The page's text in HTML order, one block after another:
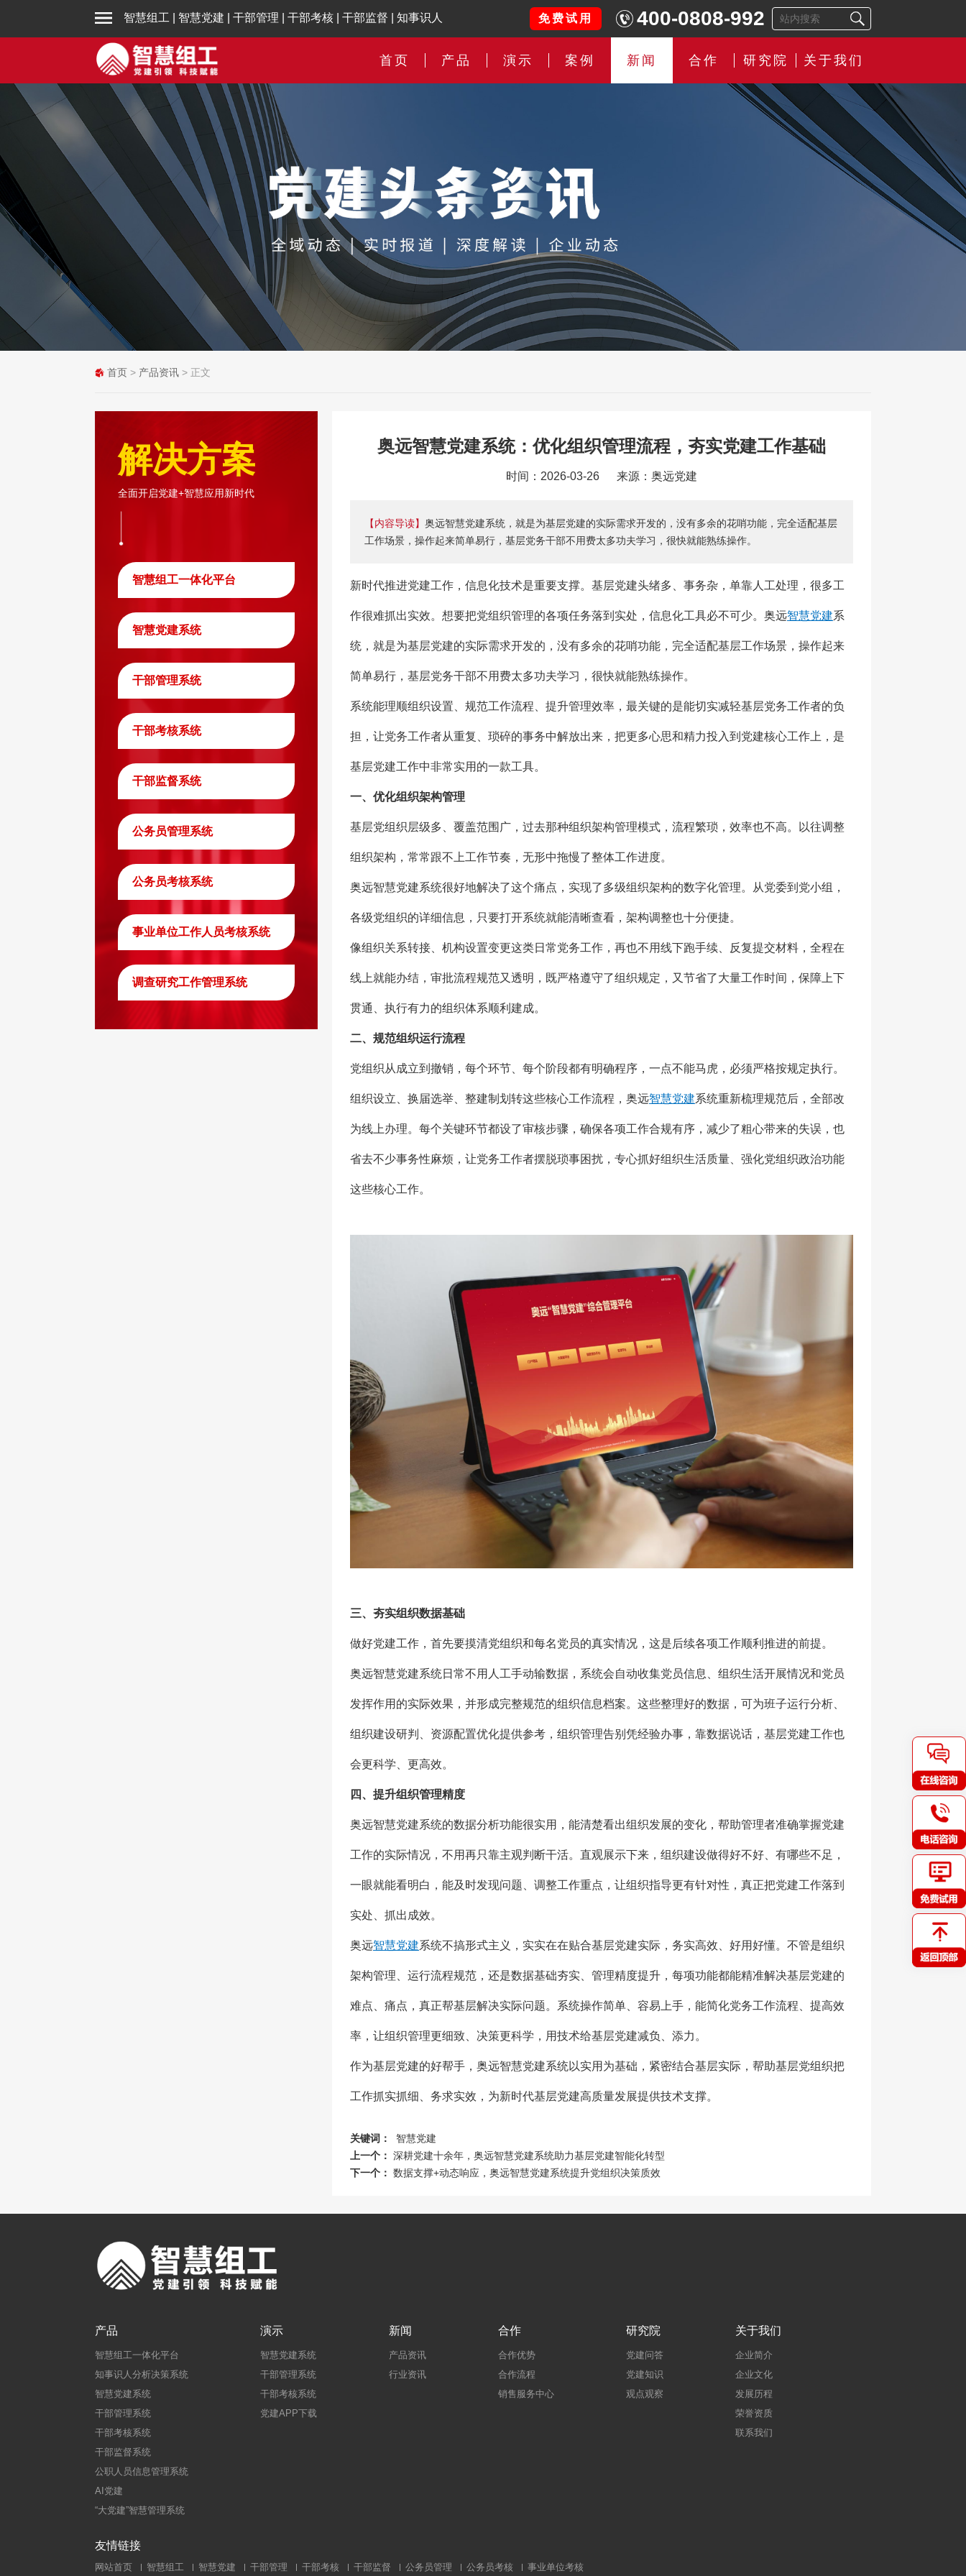
智慧组工 智慧党建 干部管理 干部考核 干部监督 知事识人 免费试用 400-0808-992
首页 产品 演示 案例 新闻 合作 研究院 关于我们
首页 > 产品资讯 > 正文
解决方案
全面开启党建+智慧应用新时代
智慧组工一体化平台
智慧党建系统
干部管理系统
干部考核系统
干部监督系统
公务员管理系统
公务员考核系统
事业单位工作人员考核系统
调查研究工作管理系统
奥远智慧党建系统：优化组织管理流程，夯实党建工作基础
时间：2026-03-26 来源：奥远党建
【内容导读】 奥远智慧党建系统，就是为基层党建的实际需求开发的，没有多余的花哨功能，完全适配基层
工作场景，操作起来简单易行，基层党务干部不用费太多功夫学习，很快就能熟练操作。
新时代推进党建工作，信息化技术是重要支撑。基层党建头绪多、事务杂，单靠人工处理，很多工
作很难抓出实效。想要把党组织管理的各项任务落到实处，信息化工具必不可少。奥远智慧党建系
统，就是为基层党建的实际需求开发的，没有多余的花哨功能，完全适配基层工作场景，操作起来
简单易行，基层党务干部不用费太多功夫学习，很快就能熟练操作。
系统能理顺组织设置、规范工作流程、提升管理效率，最关键的是能切实减轻基层党务工作者的负
担，让党务工作者从重复、琐碎的事务中解放出来，把更多心思和精力投入到党建核心工作上，是
基层党建工作中非常实用的一款工具。
一、优化组织架构管理
基层党组织层级多、覆盖范围广，过去那种组织架构管理模式，流程繁琐，效率也不高。以往调整
组织架构，常常跟不上工作节奏，无形中拖慢了整体工作进度。
奥远智慧党建系统很好地解决了这个痛点，实现了多级组织架构的数字化管理。从党委到党小组，
各级党组织的详细信息，只要打开系统就能清晰查看，架构调整也十分便捷。
像组织关系转接、机构设置变更这类日常党务工作，再也不用线下跑手续、反复提交材料，全程在
线上就能办结，审批流程规范又透明，既严格遵守了组织规定，又节省了大量工作时间，保障上下
贯通、执行有力的组织体系顺利建成。
二、规范组织运行流程
党组织从成立到撤销，每个环节、每个阶段都有明确程序，一点不能马虎，必须严格按规定执行。
组织设立、换届选举、整建制划转这些核心工作流程，奥远智慧党建系统重新梳理规范后，全部改
为线上办理。每个关键环节都设了审核步骤，确保各项工作合规有序，减少了粗心带来的失误，也
省去不少事务性麻烦，让党务工作者摆脱琐事困扰，专心抓好组织生活质量、强化党组织政治功能
这些核心工作。
三、夯实组织数据基础
做好党建工作，首先要摸清党组织和每名党员的真实情况，这是后续各项工作顺利推进的前提。
奥远智慧党建系统日常不用人工手动输数据，系统会自动收集党员信息、组织生活开展情况和党员
发挥作用的实际效果，并形成完整规范的组织信息档案。这些整理好的数据，可为班子运行分析、
组织建设研判、资源配置优化提供参考，组织管理告别凭经验办事，靠数据说话，基层党建工作也
会更科学、更高效。
四、提升组织管理精度
奥远智慧党建系统的数据分析功能很实用，能清楚看出组织发展的变化，帮助管理者准确掌握党建
工作的实际情况，不用再只靠主观判断干活。直观展示下来，组织建设做得好不好、有哪些不足，
一眼就能看明白，能及时发现问题、调整工作重点，让组织指导更有针对性，真正把党建工作落到
实处、抓出成效。
奥远智慧党建系统不搞形式主义，实实在在贴合基层党建实际，务实高效、好用好懂。不管是组织
架构管理、运行流程规范，还是数据基础夯实、管理精度提升，每项功能都能精准解决基层党建的
难点、痛点，真正帮基层解决实际问题。系统操作简单、容易上手，能简化党务工作流程、提高效
率，让组织管理更细致、决策更科学，用技术给基层党建减负、添力。
作为基层党建的好帮手，奥远智慧党建系统以实用为基础，紧密结合基层实际，帮助基层党组织把
工作抓实抓细、务求实效，为新时代基层党建高质量发展提供技术支撑。
关键词：
智慧党建
上一个： 深耕党建十余年，奥远智慧党建系统助力基层党建智能化转型
下一个： 数据支撑+动态响应，奥远智慧党建系统提升党组织决策质效
产品
智慧组工一体化平台
知事识人分析决策系统
智慧党建系统
干部管理系统
干部考核系统
干部监督系统
公职人员信息管理系统
AI党建
“大党建”智慧管理系统
演示
智慧党建系统
干部管理系统
干部考核系统
党建APP下载
新闻
产品资讯
行业资讯
合作
合作优势
合作流程
销售服务中心
研究院
党建问答
党建知识
观点观察
关于我们
企业简介
企业文化
发展历程
荣誉资质
联系我们
友情链接
网站首页 智慧组工 智慧党建 干部管理 干部考核 干部监督 公务员管理 公务员考核 事业单位考核